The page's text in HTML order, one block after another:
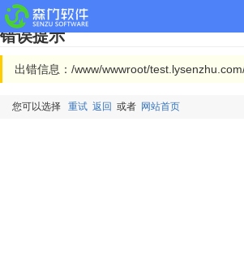
错误提示
出错信息：/www/wwwroot/
您可以选择 重试 返回 或者 网站首页